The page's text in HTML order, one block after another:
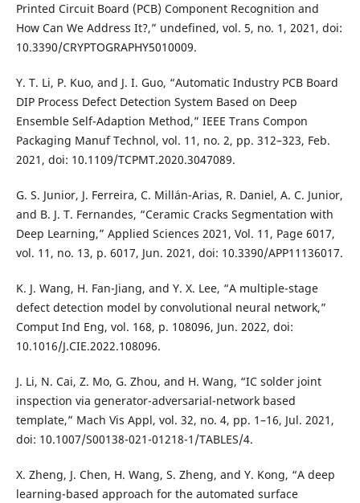
Printed Circuit Board (PCB) Component Recognition and
How Can We Address It?,” undefined, vol. 5, no. 1, 2021, doi:
10.3390/CRYPTOGRAPHY5010009.
Y. T. Li, P. Kuo, and J. I. Guo, “Automatic Industry PCB Board
DIP Process Defect Detection System Based on Deep
Ensemble Self-Adaption Method,” IEEE Trans Compon
Packaging Manuf Technol, vol. 11, no. 2, pp. 312–323, Feb.
2021, doi: 10.1109/TCPMT.2020.3047089.
G. S. Junior, J. Ferreira, C. Millán-Arias, R. Daniel, A. C. Junior,
and B. J. T. Fernandes, “Ceramic Cracks Segmentation with
Deep Learning,” Applied Sciences 2021, Vol. 11, Page 6017,
vol. 11, no. 13, p. 6017, Jun. 2021, doi: 10.3390/APP11136017.
K. J. Wang, H. Fan-Jiang, and Y. X. Lee, “A multiple-stage
defect detection model by convolutional neural network,”
Comput Ind Eng, vol. 168, p. 108096, Jun. 2022, doi:
10.1016/J.CIE.2022.108096.
J. Li, N. Cai, Z. Mo, G. Zhou, and H. Wang, “IC solder joint
inspection via generator-adversarial-network based
template,” Mach Vis Appl, vol. 32, no. 4, pp. 1–16, Jul. 2021,
doi: 10.1007/S00138-021-01218-1/TABLES/4.
X. Zheng, J. Chen, H. Wang, S. Zheng, and Y. Kong, “A deep
learning-based approach for the automated surface